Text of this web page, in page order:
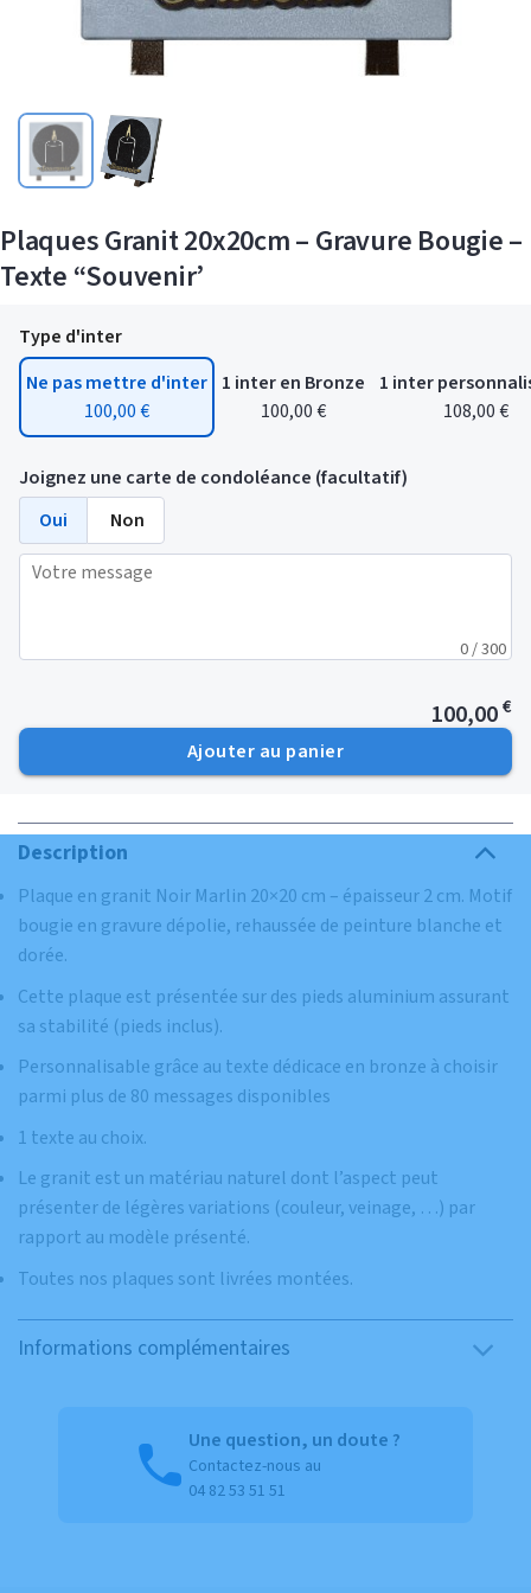
Plaques Granit 20x20cm – Gravure Bougie –
Texte “Souvenir’
Type d'inter
Ne pas mettre d'inter
100,00 €
1 inter en Bronze
100,00 €
1 inter
108,00 €
Joignez une carte de condoléance (facultatif)
Oui
Non
0 / 300
100,00€
Ajouter au panier
Description
Plaque en granit Noir Marlin 20×20 cm – épaisseur 2 cm. Motif
bougie en gravure dépolie, rehaussée de peinture blanche et
dorée.
Cette plaque est présentée sur des pieds aluminium assurant
sa stabilité (pieds inclus).
Personnalisable grâce au texte dédicace en bronze à choisir
parmi plus de 80 messages disponibles
1 texte au choix.
Le granit est un matériau naturel dont l’aspect peut
présenter de légères variations (couleur, veinage, …) par
rapport au modèle présenté.
Toutes nos plaques sont livrées montées.
Informations complémentaires
Une question, un doute ?
Contactez-nous au
04 82 53 51 51